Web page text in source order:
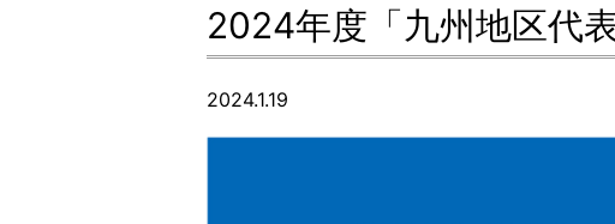
2024年度「九州地区代
2024.1.19